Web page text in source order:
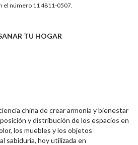
el número 11 4811-0507.
TU HOGAR
china de crear armonía y bienestar
y distribución de los espacios en
los muebles y los objetos
sabiduría, hoy utilizada en